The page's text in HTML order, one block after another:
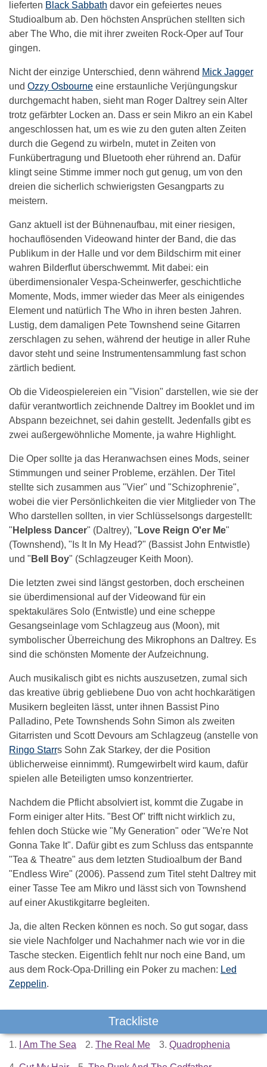
lieferten Black Sabbath davor ein gefeiertes neues
Studioalbum ab. Den höchsten Ansprüchen stellten sich
aber The Who, die mit ihrer zweiten Rock-Oper auf Tour
gingen.
Nicht der einzige Unterschied, denn während Mick Jagger
und Ozzy Osbourne eine erstaunliche Verjüngungskur
durchgemacht haben, sieht man Roger Daltrey sein Alter
trotz gefärbter Locken an. Dass er sein Mikro an ein Kabel
angeschlossen hat, um es wie zu den guten alten Zeiten
durch die Gegend zu wirbeln, mutet in Zeiten von
Funkübertragung und Bluetooth eher rührend an. Dafür
klingt seine Stimme immer noch gut genug, um von den
dreien die sicherlich schwierigsten Gesangparts zu
meistern.
Ganz aktuell ist der Bühnenaufbau, mit einer riesigen,
hochauflösenden Videowand hinter der Band, die das
Publikum in der Halle und vor dem Bildschirm mit einer
wahren Bilderflut überschwemmt. Mit dabei: ein
überdimensionaler Vespa-Scheinwerfer, geschichtliche
Momente, Mods, immer wieder das Meer als einigendes
Element und natürlich The Who in ihren besten Jahren.
Lustig, dem damaligen Pete Townshend seine Gitarren
zerschlagen zu sehen, während der heutige in aller Ruhe
davor steht und seine Instrumentensammlung fast schon
zärtlich bedient.
Ob die Videospielereien ein "Vision" darstellen, wie sie der
dafür verantwortlich zeichnende Daltrey im Booklet und im
Abspann bezeichnet, sei dahin gestellt. Jedenfalls gibt es
zwei außergewöhnliche Momente, ja wahre Highlight.
Die Oper sollte ja das Heranwachsen eines Mods, seiner
Stimmungen und seiner Probleme, erzählen. Der Titel
stellte sich zusammen aus "Vier" und "Schizophrenie",
wobei die vier Persönlichkeiten die vier Mitglieder von The
Who darstellen sollten, in vier Schlüsselsongs dargestellt:
" Helpless Dancer" (Daltrey), " Love Reign O'er Me"
(Townshend), "Is It In My Head?" (Bassist John Entwistle)
und " Bell Boy" (Schlagzeuger Keith Moon).
Die letzten zwei sind längst gestorben, doch erscheinen
sie überdimensional auf der Videowand für ein
spektakuläres Solo (Entwistle) und eine scheppe
Gesangseinlage vom Schlagzeug aus (Moon), mit
symbolischer Überreichung des Mikrophons an Daltrey. Es
sind die schönsten Momente der Aufzeichnung.
Auch musikalisch gibt es nichts auszusetzen, zumal sich
das kreative übrig gebliebene Duo von acht hochkarätigen
Musikern begleiten lässt, unter ihnen Bassist Pino
Palladino, Pete Townshends Sohn Simon als zweiten
Gitarristen und Scott Devours am Schlagzeug (anstelle von
Ringo Starrs Sohn Zak Starkey, der die Position
üblicherweise einnimmt). Rumgewirbelt wird kaum, dafür
spielen alle Beteiligten umso konzentrierter.
Nachdem die Pflicht absolviert ist, kommt die Zugabe in
Form einiger alter Hits. "Best Of" trifft nicht wirklich zu,
fehlen doch Stücke wie "My Generation" oder "We're Not
Gonna Take It". Dafür gibt es zum Schluss das entspannte
"Tea & Theatre" aus dem letzten Studioalbum der Band
"Endless Wire" (2006). Passend zum Titel steht Daltrey mit
einer Tasse Tee am Mikro und lässt sich von Townshend
auf einer Akustikgitarre begleiten.
Ja, die alten Recken können es noch. So gut sogar, dass
sie viele Nachfolger und Nachahmer nach wie vor in die
Tasche stecken. Eigentlich fehlt nur noch eine Band, um
aus dem Rock-Opa-Drilling ein Poker zu machen: Led
Zeppelin.
Trackliste
1. I Am The Sea 2. The Real Me 3. Quadrophenia